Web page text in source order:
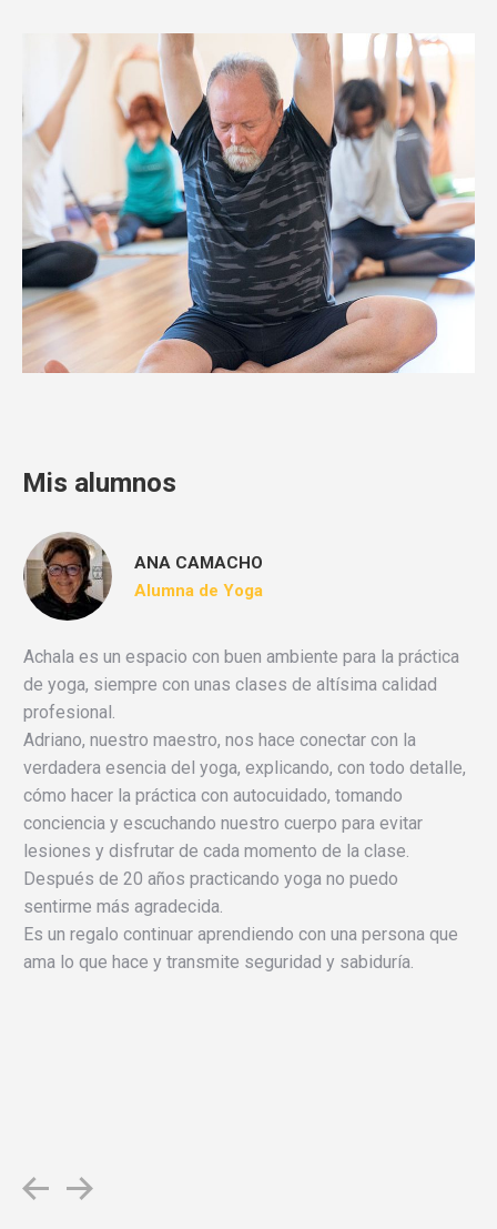
Mis alumnos
ANA CAMACHO
Alumna de Yoga
Achala es un espacio con buen ambiente para la práctica
de yoga, siempre con unas clases de altísima calidad
profesional.
Adriano, nuestro maestro, nos hace conectar con la
verdadera esencia del yoga, explicando, con todo detalle,
cómo hacer la práctica con autocuidado, tomando
conciencia y escuchando nuestro cuerpo para evitar
lesiones y disfrutar de cada momento de la clase.
Después de 20 años practicando yoga no puedo
sentirme más agradecida.
Es un regalo continuar aprendiendo con una persona que
ama lo que hace y transmite seguridad y sabiduría.